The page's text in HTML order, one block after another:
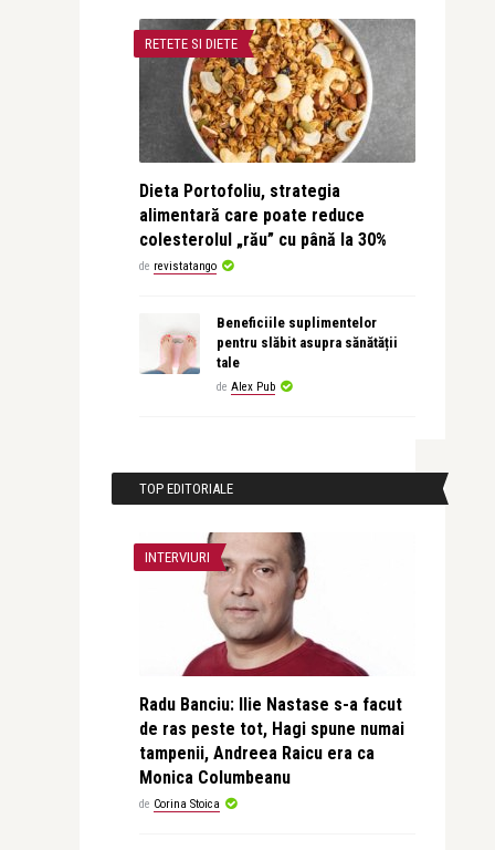
RETETE SI DIETE
Dieta Portofoliu, strategia
alimentară care poate reduce
colesterolul „rău” cu până la 30%
de revistatango
Beneficiile suplimentelor
pentru slăbit asupra sănătății
tale
de Alex Pub
TOP EDITORIALE
INTERVIURI
Radu Banciu: Ilie Nastase s-a facut
de ras peste tot, Hagi spune numai
tampenii, Andreea Raicu era ca
Monica Columbeanu
de Corina Stoica